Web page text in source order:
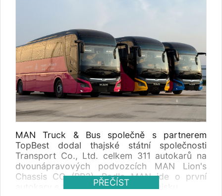
MAN Truck & Bus společně s partnerem
TopBest dodal thajské státní společnosti
Transport Co., Ltd. celkem 311 autokarů na
dvounápravových podvozcích MAN Lion's
Chassis CO (RR3). Podle MAN jde o první
autokary s technologií Euro 5 v Thajsku.
PŘEČÍST